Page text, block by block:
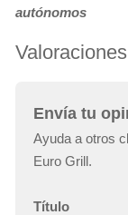
autónomos
Envía tu
Ayuda a otros
Euro Grill.
Título